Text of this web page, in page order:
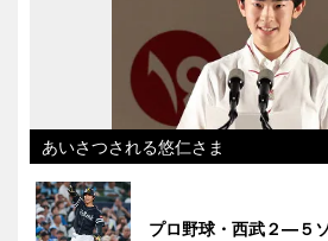
あいさつされる悠仁さま
プロ野球・西武２―５